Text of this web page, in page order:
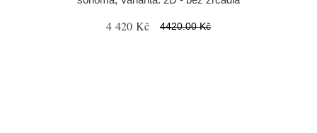
4 420 Kč 4420.00 Kč